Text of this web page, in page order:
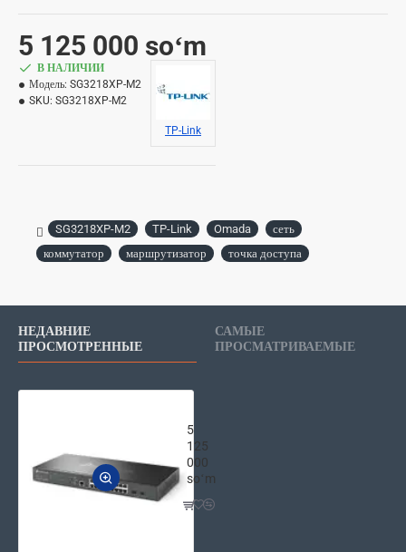
5 125 000 soʻm
В НАЛИЧИИ
Модель: SG3218XP-M2
SKU: SG3218XP-M2
TP-Link
SG3218XP-M2 TP-Link Omada
сеть
коммутатор
маршрутизатор точка доступа
НЕДАВНИЕ
ПРОСМОТРЕННЫЕ
САМЫЕ
ПРОСМАТРИВАЕМЫЕ
5
125
000
soʻm